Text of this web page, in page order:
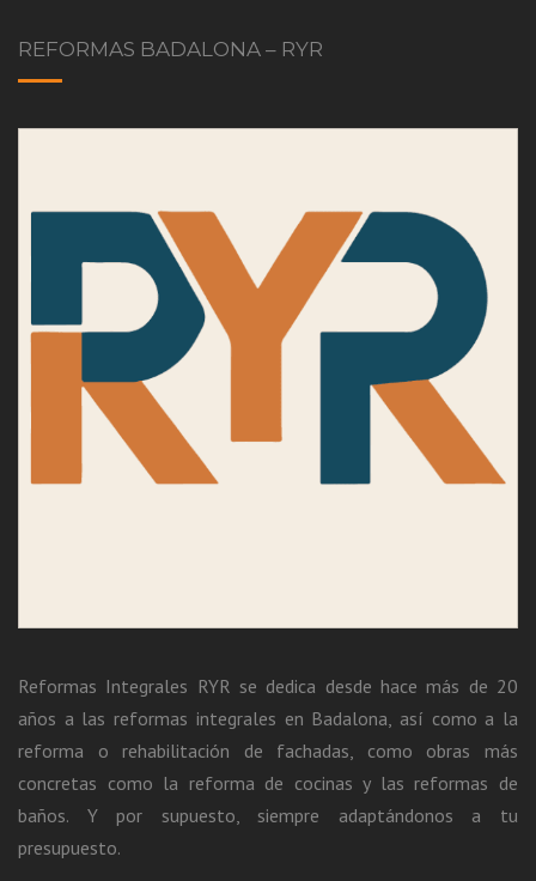
REFORMAS BADALONA – RYR
Reformas Integrales RYR se dedica desde hace más de 20
años a lasreformas integrales en Badalona, ​​así como a la
reforma o rehabilitación de fachadas, como obras más
concretas como la reforma de cocinas y las reformas de
baños. Y por supuesto, siempre adaptándonos a tu
presupuesto.